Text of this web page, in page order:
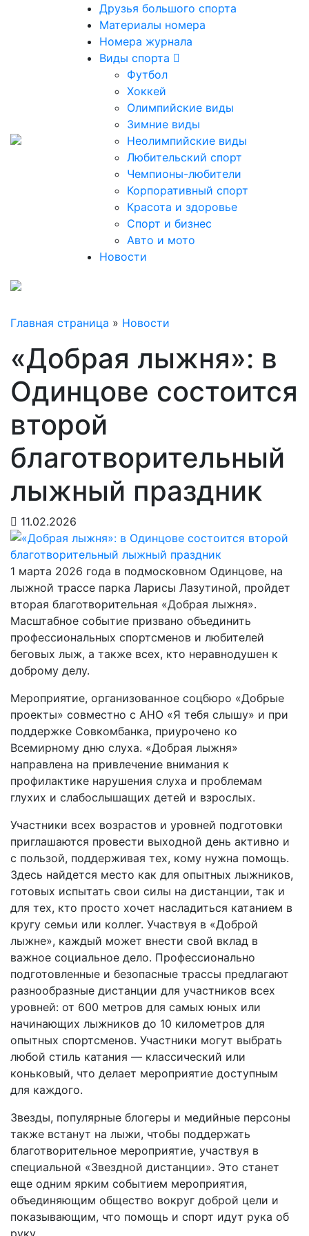
Друзья большого спорта
Материалы номера
Номера журнала
Виды спорта
Футбол
Хоккей
Олимпийские виды
Зимние виды
Неолимпийские виды
Любительский спорт
Чемпионы-любители
Корпоративный спорт
Красота и здоровье
Спорт и бизнес
Авто и мото
Новости
Главная страница » Новости
«Добрая лыжня»: в
Одинцове состоится
второй
благотворительный
лыжный праздник
11.02.2026
1 марта 2026 года в подмосковном Одинцове, на
лыжной трассе парка Ларисы Лазутиной, пройдет
вторая благотворительная «Добрая лыжня».
Масштабное событие призвано объединить
профессиональных спортсменов и любителей
беговых лыж, а также всех, кто неравнодушен к
доброму делу.
Мероприятие, организованное соцбюро «Добрые
проекты» совместно с АНО «Я тебя слышу» и при
поддержке Совкомбанка, приурочено ко
Всемирному дню слуха. «Добрая лыжня»
направлена на привлечение внимания к
профилактике нарушения слуха и проблемам
глухих и слабослышащих детей и взрослых.
Участники всех возрастов и уровней подготовки
приглашаются провести выходной день активно и
с пользой, поддерживая тех, кому нужна помощь.
Здесь найдется место как для опытных лыжников,
готовых испытать свои силы на дистанции, так и
для тех, кто просто хочет насладиться катанием в
кругу семьи или коллег. Участвуя в «Доброй
лыжне», каждый может внести свой вклад в
важное социальное дело. Профессионально
подготовленные и безопасные трассы предлагают
разнообразные дистанции для участников всех
уровней: от 600 метров для самых юных или
начинающих лыжников до 10 километров для
опытных спортсменов. Участники могут выбрать
любой стиль катания — классический или
коньковый, что делает мероприятие доступным
для каждого.
Звезды, популярные блогеры и медийные персоны
также встанут на лыжи, чтобы поддержать
благотворительное мероприятие, участвуя в
специальной «Звездной дистанции». Это станет
еще одним ярким событием мероприятия,
объединяющим общество вокруг доброй цели и
показывающим, что помощь и спорт идут рука об
руку.